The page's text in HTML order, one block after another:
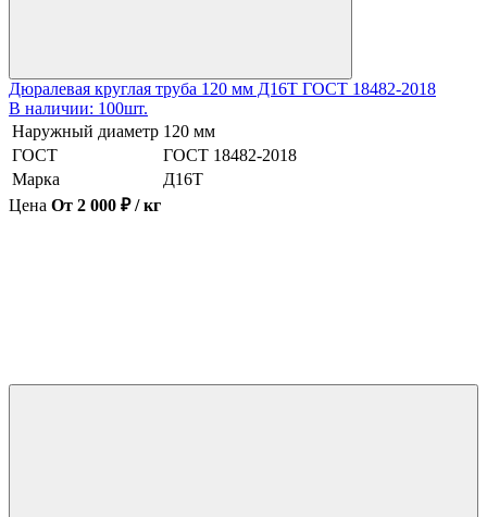
Дюралевая круглая труба 120 мм Д16Т ГОСТ 18482-2018
В наличии: 100шт.
Наружный диаметр 120 мм
ГОСТ
ГОСТ 18482-2018
Марка
Д16Т
Цена От 2 000 ₽ / кг